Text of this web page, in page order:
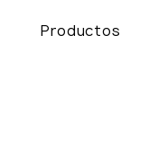
Productos